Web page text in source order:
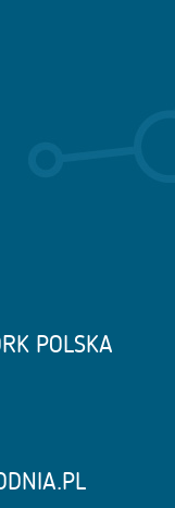
POLSKA